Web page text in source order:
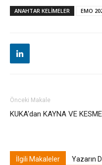
ANAHTAR KELIMELER EMO
Önceki Makale
KUKA'dan KAYNA VE KESME
İlgili Makaleler Yazarın